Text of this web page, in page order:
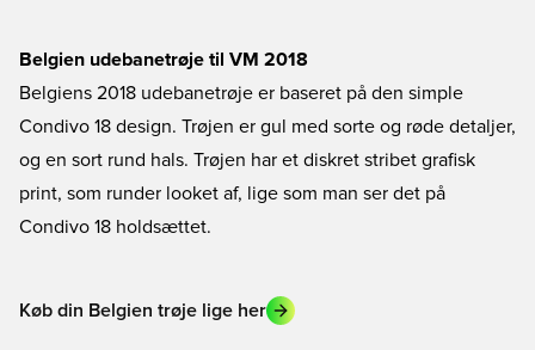
Belgien udebanetrøje til VM 2018
Belgiens 2018 udebanetrøje er baseret på den simple
Condivo 18 design. Trøjen er gul med sorte og røde detaljer,
og en sort rund hals. Trøjen har et diskret stribet grafisk
print, som runder looket af, lige som man ser det på
Condivo 18 holdsættet.
Køb din Belgien trøje lige her